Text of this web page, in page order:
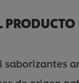
PRODUCTO
saborizantes